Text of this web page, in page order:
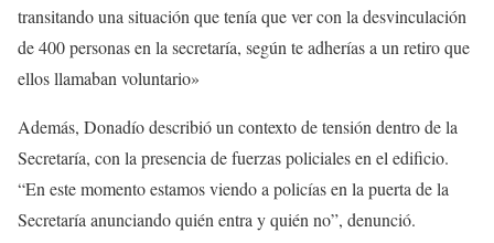
transitando una situación que tenía que ver con la desvinculación
de 400 personas en la secretaría, según te adherías a un retiro que
ellos llamaban voluntario»
Además, Donadío describió un contexto de tensión dentro de la
Secretaría, con la presencia de fuerzas policiales en el edificio.
“En este momento estamos viendo a policías en la puerta de la
Secretaría anunciando quién entra y quién no”, denunció.